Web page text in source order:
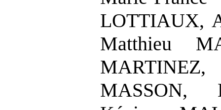
LOTTIAUX,
Matthieu
MASSON,